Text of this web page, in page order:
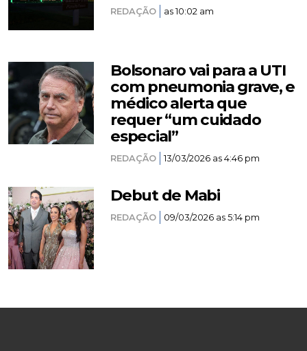
REDAÇÃO as 10:02 am
Bolsonaro vai para a UTI
com pneumonia grave, e
médico alerta que
requer “um cuidado
especial”
REDAÇÃO 13/03/2026 as 4:46 pm
Debut de Mabi
REDAÇÃO 09/03/2026 as 5:14 pm